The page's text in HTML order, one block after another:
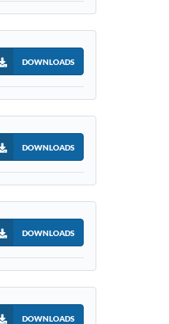
DOWNLOADS
DOWNLOADS
DOWNLOADS
DOWNLOADS